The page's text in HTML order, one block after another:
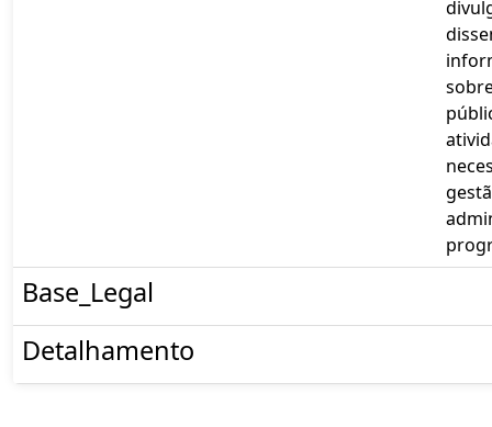
Base_Legal
Detalhamento